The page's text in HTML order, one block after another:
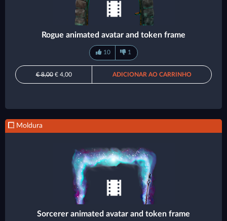
Rogue animated avatar and token frame
10 1
€ 8,00€ 4,00 ADICIONAR AO CARRINHO
Moldura
Sorcerer animated avatar and token frame